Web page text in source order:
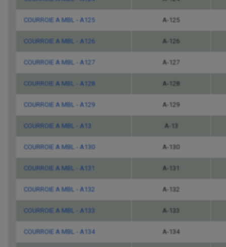
COURROIE A MBL - A125 A-125
COURROIE A MBL - A126 A-126
COURROIE A MBL - A127 A-127
COURROIE A MBL - A128 A-128
COURROIE A MBL - A129 A-129
COURROIE A MBL - A13 A-13
COURROIE A MBL - A130 A-130
COURROIE A MBL - A131 A-131
COURROIE A MBL - A132 A-132
COURROIE A MBL - A133 A-133
COURROIE A MBL - A134 A-134